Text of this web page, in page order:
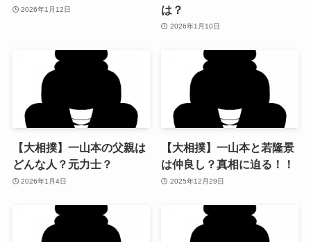
2026年1月12日
は？
2026年1月10日
【大相撲】一山本の父親は
どんな人？元力士？
2026年1月4日
【大相撲】一山本と若隆景
は仲良し？真相に迫る！！
2025年12月29日